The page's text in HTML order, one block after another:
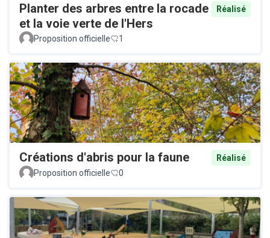
Planter des arbres entre la rocade
et la voie verte de l'Hers
Réalisé
Proposition officielle 1
Créations d'abris pour la faune
Réalisé
Proposition officielle
0